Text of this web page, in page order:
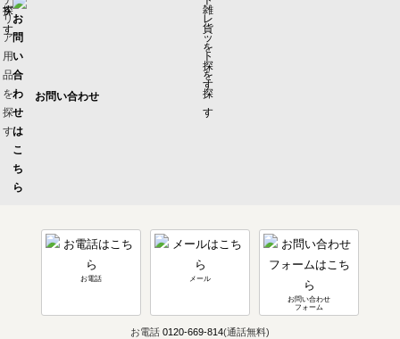
お問い合わせ
お電話 メール
お問い合わせ
フォーム
お電話 0120-669-814(通話無料)